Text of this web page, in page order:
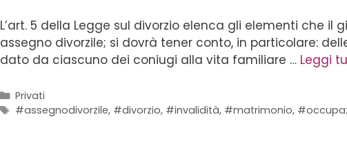
L’art. 5 della Legge sul divorzio elenca gli elementi che
assegno divorzile; si dovrà tener conto, in particolare:
dato da ciascuno dei coniugi alla vita familiare … Leggi
Privati
#assegnodivorzile, #divorzio, #invalidità, #matrimonio,